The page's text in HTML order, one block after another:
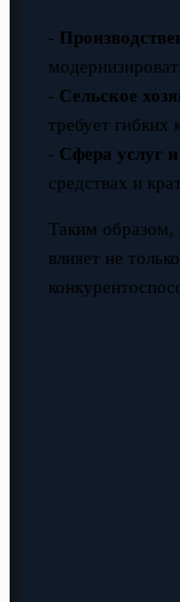
-
- Сельское
требует гибких
- Сфера услуг
средствах и
Таким образом,
влияет не